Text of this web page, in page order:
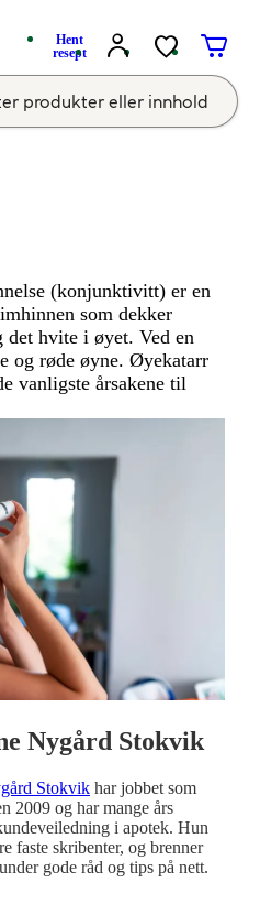
Hent
resept
(konjunktivitt) er en
som dekker
det hvite i øyet. Ved en
og røde øyne. Øyekatarr
vanligste årsakene til
Nygård Stokvik
Stokvik har jobbet som
2009 og har mange års
i apotek. Hun
faste skribenter, og brenner
gode råd og tips på nett.